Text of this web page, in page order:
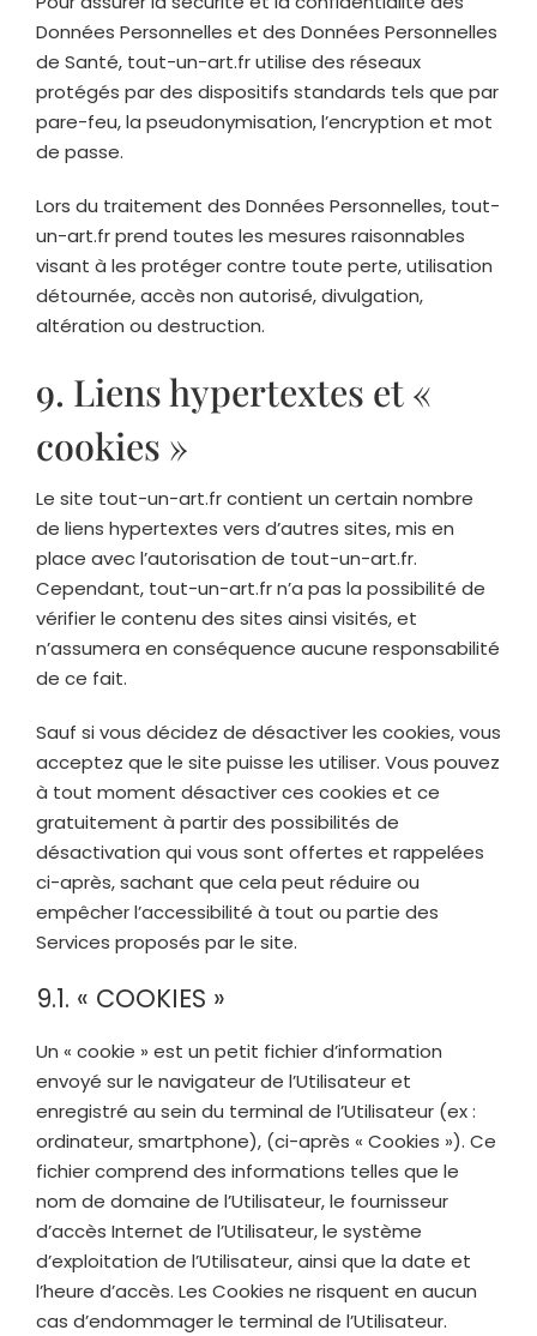
Données Personnelles et des Données Personnelles
de Santé, tout-un-art.frutilise des réseaux
protégés par des dispositifs standards tels que par
pare-feu, la pseudonymisation, l’encryption et mot
de passe.
Lors du traitement des Données Personnelles, tout-
un-art.frprend toutes les mesures raisonnables
visant à les protéger contre toute perte, utilisation
détournée, accès non autorisé, divulgation,
altération ou destruction.
9. Liens hypertextes et «
cookies »
Le site tout-un-art.frcontient un certain nombre
de liens hypertextes vers d’autres sites, mis en
place avec l’autorisation de tout-un-art.fr.
Cependant, tout-un-art.frn’a pas la possibilité de
vérifier le contenu des sites ainsi visités, et
n’assumera en conséquence aucune responsabilité
de ce fait.
Sauf si vous décidez de désactiver les cookies, vous
acceptez que le site puisse les utiliser. Vous pouvez
à tout moment désactiver ces cookies et ce
gratuitement à partir des possibilités de
désactivation qui vous sont offertes et rappelées
ci-après, sachant que cela peut réduire ou
empêcher l’accessibilité à tout ou partie des
Services proposés par le site.
9.1. « COOKIES »
Un « cookie » est un petit fichier d’information
envoyé sur le navigateur de l’Utilisateur et
enregistré au sein du terminal de l’Utilisateur (ex :
ordinateur, smartphone), (ci-après « Cookies »). Ce
fichier comprend des informations telles que le
nom de domaine de l’Utilisateur, le fournisseur
d’accès Internet de l’Utilisateur, le système
d’exploitation de l’Utilisateur, ainsi que la date et
l’heure d’accès. Les Cookies ne risquent en aucun
cas d’endommager le terminal de l’Utilisateur.